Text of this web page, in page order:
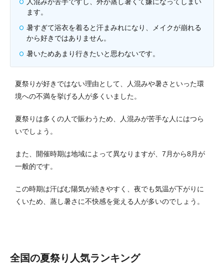
ます。
暑すぎて浴衣を着ると汗まみれになり、メイクが崩れる
から好きではありません。
暑いためあまり行きたいと思わないです。
夏祭りが好きではない理由として、人混みや暑さといった環
境への不満を挙げる人が多くいました。
夏祭りは多くの人で賑わうため、人混みが苦手な人にはつら
いでしょう。
また、開催時期は地域によって異なりますが、7月から8月が
一般的です。
この時期は汗ばむ陽気が続きやすく、夜でも気温が下がりに
くいため、蒸し暑さに不快感を覚える人が多いのでしょう。
全国の夏祭り人気ランキング